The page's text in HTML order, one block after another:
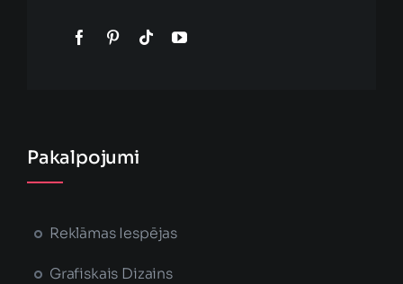
Pakalpojumi
Reklāmas Iespējas
Grafiskais Dizains